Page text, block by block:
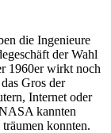
die Ingenieure
der Wahl
1960er wirkt noch
Gros der
Internet oder
kannten
konnten.